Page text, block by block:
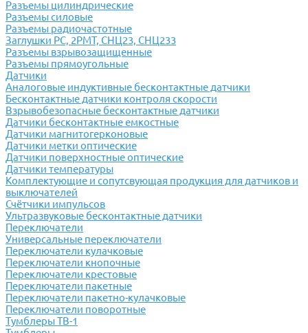
Разъемы цилиндрические
Разъемы силовые
Разъемы радиочастотные
Заглушки РС, 2РМТ, СНЦ23, СНЦ233
Разъемы взрывозащищенные
Разъемы прямоугольные
Датчики
Аналоговые индуктивные бесконтактные датчики
Бесконтактные датчики контроля скорости
Взрывобезопасные бесконтактные датчики
Датчики бесконтактные емкостные
Датчики магнитогерконовые
Датчики метки оптические
Датчики поверхностные оптические
Датчики температуры
Комплектующие и сопутсвующая продукция для датчиков и
выключателей
Счётчики импульсов
Ультразвуковые бесконтактные датчики
Переключатели
Универсальные переключатели
Переключатели кулачковые
Переключатели кнопочные
Переключатели крестовые
Переключатели пакетные
Переключатели пакетно-кулачковые
Переключатели поворотные
Тумблеры ТВ-1